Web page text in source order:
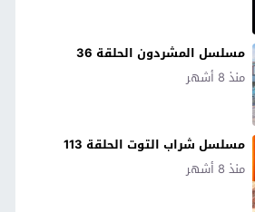
مسلسل المشردون الحلقة 36
منذ 8 أشهر
مسلسل شراب التوت الحلقة 113
منذ 8 أشهر